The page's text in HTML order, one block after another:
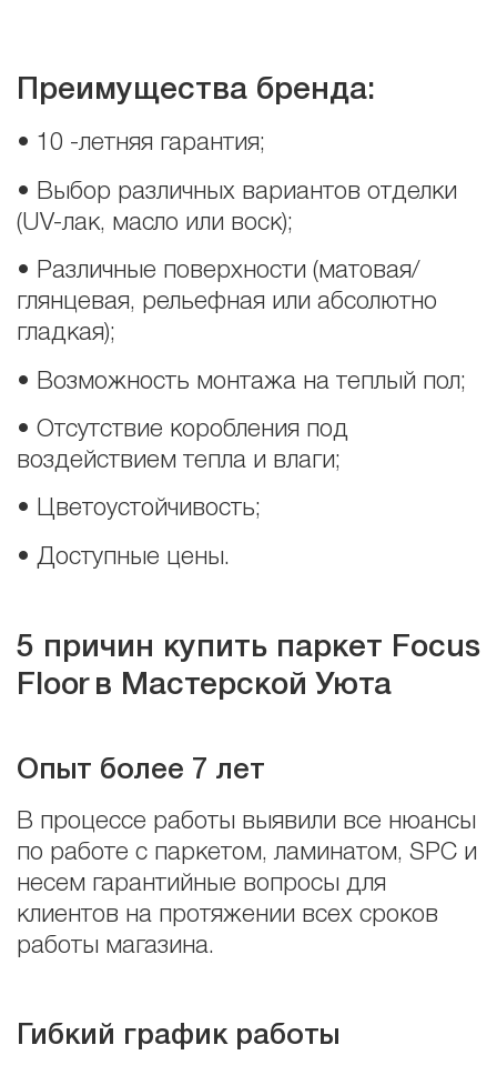
Преимущества бренда:
• 10 -летняя гарантия;
• Выбор различных вариантов отделки
(UV-лак, масло или воск);
• Различные поверхности (матовая/
глянцевая, рельефная или абсолютно
гладкая);
• Возможность монтажа на теплый пол;
• Отсутствие коробления под
воздействием тепла и влаги;
• Цветоустойчивость;
• Доступные цены.
5 причин купить паркет Focus
Floor в Мастерской Уюта
Опыт более 7 лет
В процессе работы выявили все нюансы
по работе с паркетом, ламинатом, SPC и
несем гарантийные вопросы для
клиентов на протяжении всех сроков
работы магазина.
Гибкий график работы